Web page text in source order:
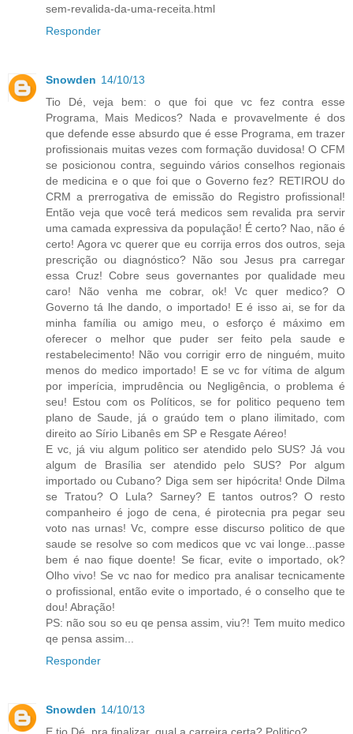
sem-revalida-da-uma-receita.html
Responder
Snowden 14/10/13
Tio Dé, veja bem: o que foi que vc fez contra esse
Programa, Mais Medicos? Nada e provavelmente é dos
que defende esse absurdo que é esse Programa, em trazer
profissionais muitas vezes com formação duvidosa! O CFM
se posicionou contra, seguindo vários conselhos regionais
de medicina e o que foi que o Governo fez? RETIROU do
CRM a prerrogativa de emissão do Registro profissional!
Então veja que você terá medicos sem revalida pra servir
uma camada expressiva da população! É certo? Nao, não é
certo! Agora vc querer que eu corrija erros dos outros, seja
prescrição ou diagnóstico? Não sou Jesus pra carregar
essa Cruz! Cobre seus governantes por qualidade meu
caro! Não venha me cobrar, ok! Vc quer medico? O
Governo tá lhe dando, o importado! E é isso ai, se for da
minha família ou amigo meu, o esforço é máximo em
oferecer o melhor que puder ser feito pela saude e
restabelecimento! Não vou corrigir erro de ninguém, muito
menos do medico importado! E se vc for vítima de algum
por imperícia, imprudência ou Negligência, o problema é
seu! Estou com os Políticos, se for politico pequeno tem
plano de Saude, já o graúdo tem o plano ilimitado, com
direito ao Sírio Libanês em SP e Resgate Aéreo!
E vc, já viu algum politico ser atendido pelo SUS? Já vou
algum de Brasília ser atendido pelo SUS? Por algum
importado ou Cubano? Diga sem ser hipócrita! Onde Dilma
se Tratou? O Lula? Sarney? E tantos outros? O resto
companheiro é jogo de cena, é pirotecnia pra pegar seu
voto nas urnas! Vc, compre esse discurso politico de que
saude se resolve so com medicos que vc vai longe...passe
bem é nao fique doente! Se ficar, evite o importado, ok?
Olho vivo! Se vc nao for medico pra analisar tecnicamente
o profissional, então evite o importado, é o conselho que te
dou! Abração!
PS: não sou so eu qe pensa assim, viu?! Tem muito medico
qe pensa assim...
Responder
Snowden 14/10/13
E tio Dé, pra finalizar, qual a carreira certa? Politico?